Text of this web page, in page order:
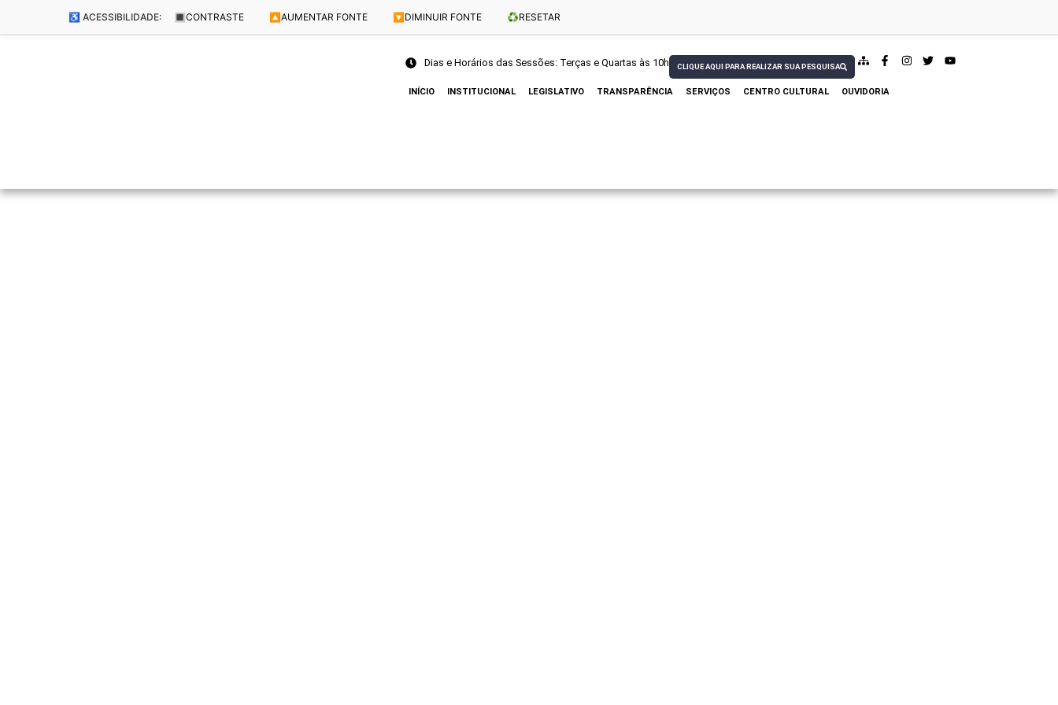
♿ ACESSIBILIDADE: 🔳 CONTRASTE 🔼 AUMENTAR FONTE 🔽 DIMINUIR FONTE ♻️RESETAR
Dias e Horários das Sessões: Terças e Quartas às 10h CLIQUE AQUI PARA REALIZAR SUA PESQUISA
INÍCIO INSTITUCIONAL LEGISLATIVO TRANSPARÊNCIA SERVIÇOS CENTRO CULTURAL OUVIDORIA